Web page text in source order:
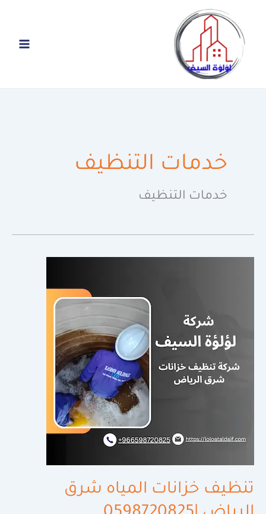
المحتوى
خدمات التنظيف
خدمات التنظيف
تنظيف خزانات المياه شرق